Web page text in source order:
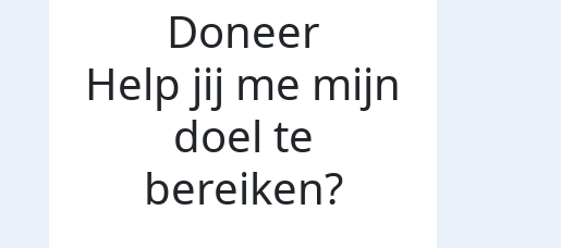
Doneer
Help jij me mijn
doel te
bereiken?